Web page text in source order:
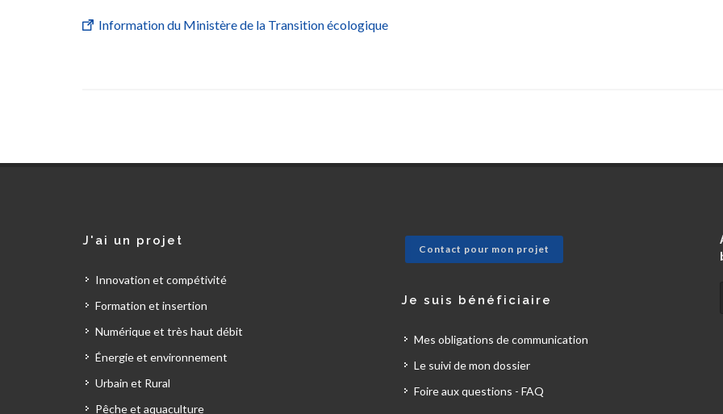
Information du Ministère de la Transition écologique
J'ai un projet
Innovation et compétivité
Formation et insertion
Numérique et très haut débit
Énergie et environnement
Urbain et Rural
Pêche et aquaculture
Contact pour mon projet
Je suis bénéficiaire
Mes obligations de communication
Le suivi de mon dossier
Foire aux questions - FAQ